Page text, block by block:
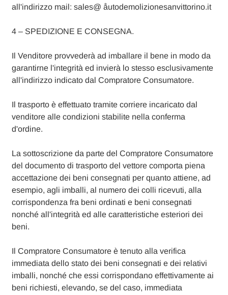
all'indirizzo mail: sales@ åutodemolizionesanvittorino.it
4 – SPEDIZIONE E CONSEGNA.
Il Venditore provvederà ad imballare il bene in modo da
garantirne l'integrità ed invierà lo stesso esclusivamente
all'indirizzo indicato dal Compratore Consumatore.
Il trasporto è effettuato tramite corriere incaricato dal
venditore alle condizioni stabilite nella conferma
d'ordine.
La sottoscrizione da parte del Compratore Consumatore
del documento di trasporto del vettore comporta piena
accettazione dei beni consegnati per quanto attiene, ad
esempio, agli imballi, al numero dei colli ricevuti, alla
corrispondenza fra beni ordinati e beni consegnati
nonché all'integrità ed alle caratteristiche esteriori dei
beni.
Il Compratore Consumatore è tenuto alla verifica
immediata dello stato dei beni consegnati e dei relativi
imballi, nonché che essi corrispondano effettivamente ai
beni richiesti, elevando, se del caso, immediata